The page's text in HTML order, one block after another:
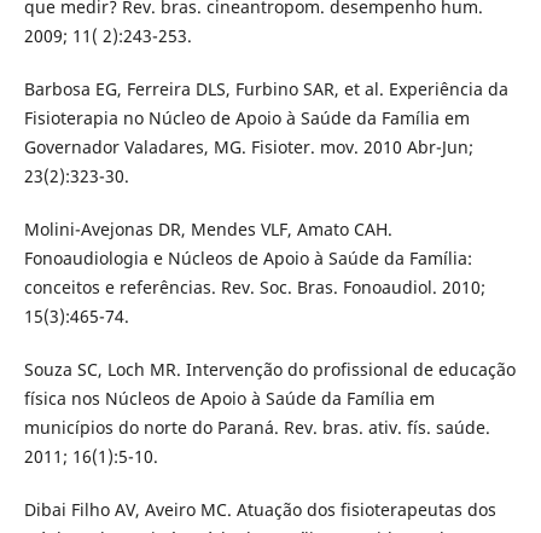
que medir? Rev. bras. cineantropom. desempenho hum.
2009; 11( 2):243-253.
Barbosa EG, Ferreira DLS, Furbino SAR, et al. Experiência da
Fisioterapia no Núcleo de Apoio à Saúde da Família em
Governador Valadares, MG. Fisioter. mov. 2010 Abr-Jun;
23(2):323-30.
Molini-Avejonas DR, Mendes VLF, Amato CAH.
Fonoaudiologia e Núcleos de Apoio à Saúde da Família:
conceitos e referências. Rev. Soc. Bras. Fonoaudiol. 2010;
15(3):465-74.
Souza SC, Loch MR. Intervenção do profissional de educação
física nos Núcleos de Apoio à Saúde da Família em
municípios do norte do Paraná. Rev. bras. ativ. fís. saúde.
2011; 16(1):5-10.
Dibai Filho AV, Aveiro MC. Atuação dos fisioterapeutas dos